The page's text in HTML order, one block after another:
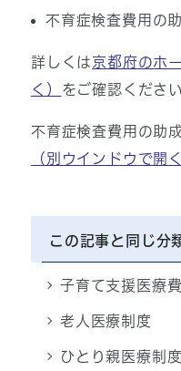
不育症検査費用の
詳しくは京都府のホ
く） をご確認ください
不育症検査費用の助
（別ウインドウで開く
この記事と同じ分
子育て支援医療
老人医療制度
ひとり親医療制度